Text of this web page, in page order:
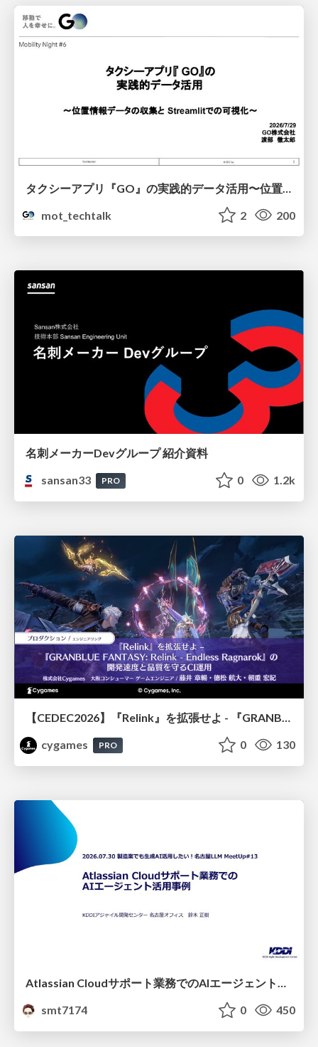
mot_techtalk
2 200
名刺メーカーDevグループ 紹介資料
sansan33
PRO 0 1.2k
【CEDEC2026】『Relink』を拡張せよ - 『GRANBLUE FANTASY: Relink - Endless Ragnarok』の開発速度と品質を守るCI運用
cygames
PRO 0 130
smt7174
0 450